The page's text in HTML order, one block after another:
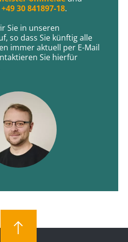
+49 30 841897-18.
Sie in unseren
so dass Sie künftig alle
immer aktuell per E-Mail
Sie hierfür